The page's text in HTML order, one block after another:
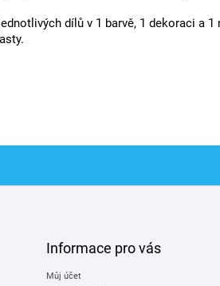
dílů v 1 barvě, 1 dekoraci a 1
Informace pro vás
Můj účet